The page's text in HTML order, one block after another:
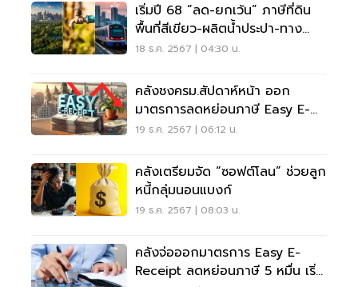
เริ่มปี 68 “ลด-ยกเว้น” ภาษีที่ดิน
พื้นที่สีเขียว-ผลิตน้ำประปา-ทาง
รถไฟฟ้า
18 ธ.ค. 2567 | 04:30 น.
คลังชงครม.สัปดาห์หน้า ออก
มาตรการลดหย่อนภาษี Easy E-
Receipt
19 ธ.ค. 2567 | 06:12 น.
คลังเตรียมจัด “ซอฟต์โลน” ช่วยลูก
หนี้กลุ่มนอนแบงก์
19 ธ.ค. 2567 | 08:03 น.
คลังจ่อออกมาตรการ Easy E-
Receipt ลดหย่อนภาษี 5 หมื่น เริ่ม